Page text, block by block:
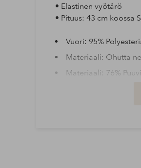
• Elastinen vyötärö
• Pituus: 43 cm koossa S
Vuori: 95%
Materiaali: Ohutta
Materiaali: 76%